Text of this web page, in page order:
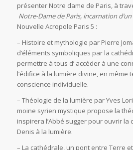
présenter Notre dame de Paris, à
Notre-Dame de Paris, incarnation
Nouvelle Acropole Paris 5 :
– Histoire et mythologie par Pierre
d’éléments symboliques par la
permettre à tous d’ accéder à une
l’édifice à la lumière divine, en même
conscience individuelle.
– Théologie de la lumière par Yves
moine syrien mystique propose la
inspirera l’Abbé sugger pour ouvrir la
Denis à la lumière.
– La cathédrale, un pont entre Terre